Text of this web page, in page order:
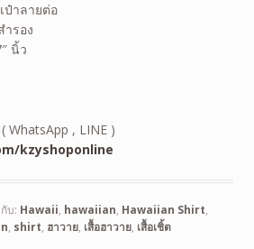
ป๋าลายต่อ
รอง
นิ้ว
WhatsApp , LINE )
kzyshoponline
บ: Hawaii, hawaiian, Hawaiian Shirt,
, shirt, ฮาวาย, เสื้อฮาวาย, เสื้อเชิ้ต